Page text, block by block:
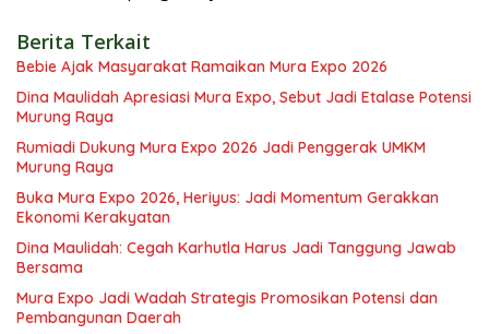
Berita Terkait
Bebie Ajak Masyarakat Ramaikan Mura Expo 2026
Dina Maulidah Apresiasi Mura Expo, Sebut Jadi Etalase Potensi
Murung Raya
Rumiadi Dukung Mura Expo 2026 Jadi Penggerak UMKM
Murung Raya
Buka Mura Expo 2026, Heriyus: Jadi Momentum Gerakkan
Ekonomi Kerakyatan
Dina Maulidah: Cegah Karhutla Harus Jadi Tanggung Jawab
Bersama
Mura Expo Jadi Wadah Strategis Promosikan Potensi dan
Pembangunan Daerah